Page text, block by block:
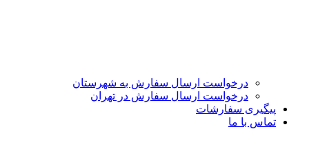
درخواست ارسال سفارش به شهرستان
درخواست ارسال سفارش در تهران
پیگیری سفارشات
تماس با ما